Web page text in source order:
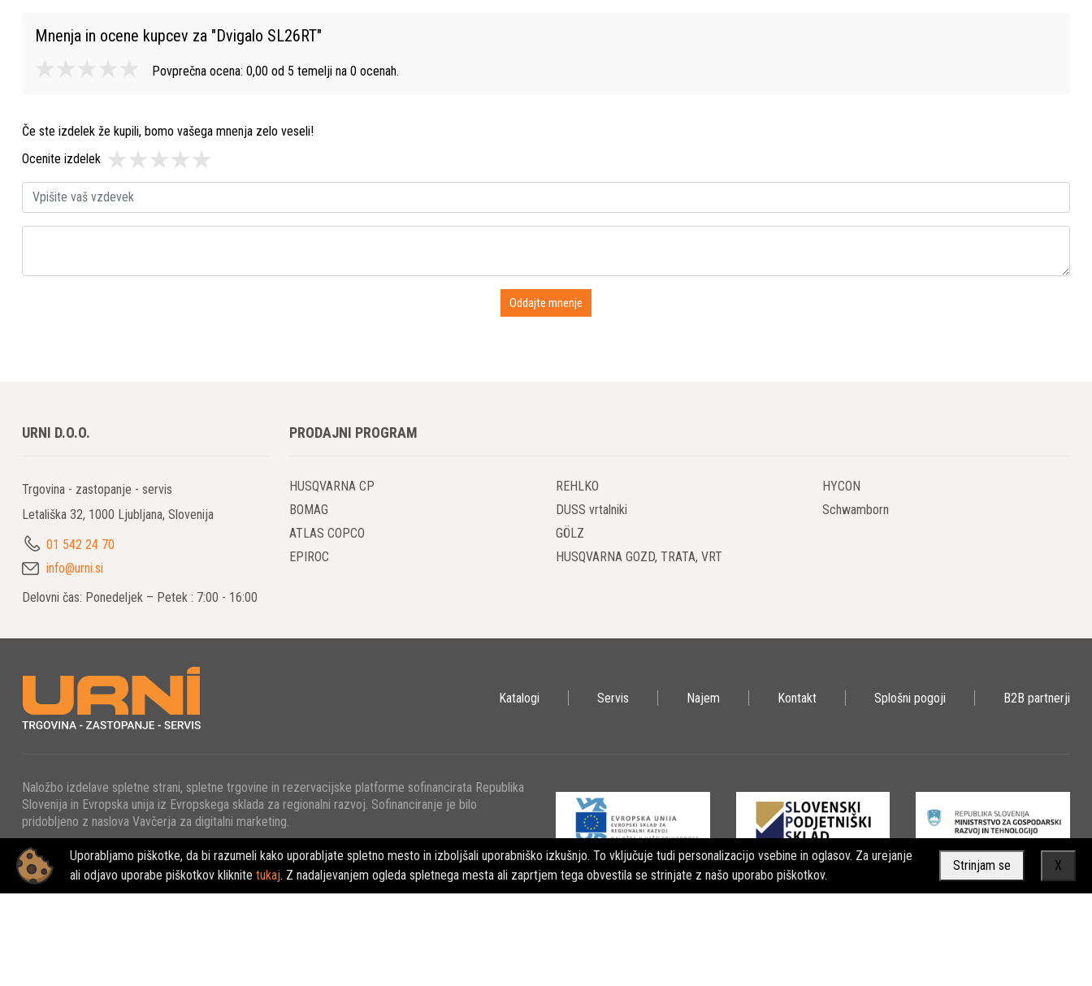
Mnenja in ocene kupcev za "Dvigalo SL26RT"
Povprečna ocena: 0,00 od 5 temelji na 0 ocenah.
Če ste izdelek že kupili, bomo vašega mnenja zelo veseli!
Ocenite izdelek
Uporabljamo piškotke, da bi razumeli kako uporabljate spletno mesto in izboljšali uporabniško izkušnjo. To vključuje tudi personalizacijo vsebine in oglasov. Za urejanje
ali odjavo uporabe piškotkov kliknite tukaj. Z nadaljevanjem ogleda spletnega mesta ali zaprtjem tega obvestila se strinjate z našo uporabo piškotkov.
Strinjam se X
URNI D.O.O.
Trgovina - zastopanje - servis
Letališka 32, 1000 Ljubljana, Slovenija
01 542 24 70
info@urni.si
Delovni čas: Ponedeljek – Petek : 7:00 - 16:00
PRODAJNI PROGRAM
HUSQVARNA CP
BOMAG
ATLAS COPCO
EPIROC
REHLKO
DUSS vrtalniki
GÖLZ
HUSQVARNA GOZD, TRATA, VRT
HYCON
Schwamborn
Katalogi Servis Najem Kontakt Splošni pogoji B2B partnerji
Naložbo izdelave spletne strani, spletne trgovine in rezervacijske platforme sofinancirata Republika
Slovenija in Evropska unija iz Evropskega sklada za regionalni razvoj. Sofinanciranje je bilo
pridobljeno z naslova Vavčerja za digitalni marketing.
© 2022 - URNI d.o.o., Vse pravice pridržane.